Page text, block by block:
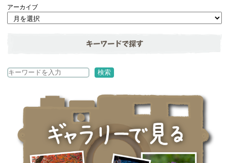
アーカイブ
キーワードで探す
検
検索